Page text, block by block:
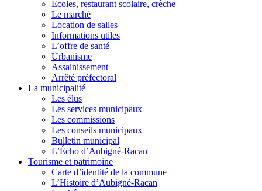
Écoles, restaurant scolaire, crèche
Le marché
Location de salles
Informations utiles
L’offre de santé
Urbanisme
Assainissement
Arrêté préfectoral
La municipalité
Les élus
Les services municipaux
Les commissions
Les conseils municipaux
Bulletin municipal
L’Écho d’Aubigné-Racan
Tourisme et patrimoine
Carte d’identité de la commune
L’Histoire d’Aubigné-Racan